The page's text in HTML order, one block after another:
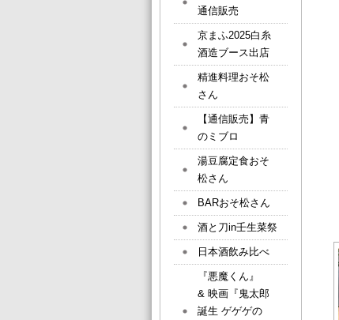
通信販売
京まふ2025白糸
酒造ブース出店
精進料理おそ松
さん
【通信販売】青
のミブロ
湯豆腐定食おそ
松さん
BARおそ松さん
酒と刀in壬生菜祭
日本酒飲み比べ
『悪魔くん』
& 映画『鬼太郎
誕生 ゲゲゲの